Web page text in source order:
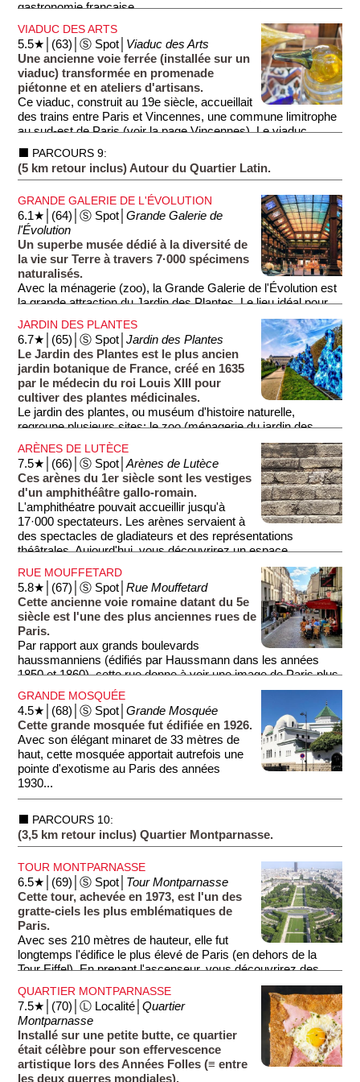
gastronomie française.
VIADUC DES ARTS
5.5★│(63)│Ⓢ Spot│ Viaduc des Arts
Une ancienne voie ferrée (installée sur un
viaduc) transformée en promenade
piétonne et en ateliers d'artisans.
Ce viaduc, construit au 19e siècle, accueillait
des trains entre Paris et Vincennes, une commune limitrophe
au sud-est de Paris (voir la page Vincennes). Le viaduc
cessa d'être utilisé après la fermeture de la Gare de la Bastille
(1859-1969). Cette gare fut détruite et remplacée par l'Opéra
Bastille (voir la section dédiée).
Notre parcours rouge n'emprunte qu'une petite partie du
viaduc qui mesure 1,3 km en tout. Lors de votre visite, ne
vous contentez pas de voir les boutiques d'artisans logés
dans la arcades du viaduc, mais montez dessus pour profiter
de l'agréable promenade et des jolis points de vue sur Paris.
⬛ PARCOURS 9:
(5 km retour inclus) Autour du Quartier Latin.
GRANDE GALERIE DE L'ÉVOLUTION
6.1★│(64)│Ⓢ Spot│Grande Galerie de
l'Évolution
Un superbe musée dédié à la diversité de
la vie sur Terre à travers 7·000 spécimens
naturalisés.
Avec la ménagerie (zoo), la Grande Galerie de l'Évolution est
la grande attraction du Jardin des Plantes. Le lieu idéal pour
les visites en famille. On est accueilli par les animaux sous-
marins dès l'arrivée dans le bâtiment. Aux étages supérieurs,
on découvre les animaux de la savane dans une mise en
scène remarquable et passionnante. Les thèmes de
l'évolution sont présentés sous de multiples formes (cabinet
de réalité virtuelle, galerie des enfants) très pédagogiques. Le
rôle des humains dans la compréhension de l'évolution mais
aussi dans les processus d'évolution eux-mêmes est très
JARDIN DES PLANTES
6.7★│(65)│Ⓢ Spot│Jardin des Plantes
Le Jardin des Plantes est le plus ancien
jardin botanique de France, créé en 1635
par le médecin du roi Louis XIII pour
cultiver des plantes médicinales.
Le jardin des plantes, ou muséum d'histoire naturelle,
regroupe plusieurs sites: le zoo (ménagerie du jardin des
plantes), le jardin des plantes dont la visite est gratuite, des
bibliothèques également gratuites, la galerie de minéralogie et
géologie, la galerie de paléontologie et d'anatomie comparée
et enfin la Grande Galerie de l'Évolution. Autant dire qu'il est
impossible de tout voir en une seule visite et la visite se
prépare grâce à la billetterie en ligne. Pour une visite familiale,
la Grande Galerie de l'Évolution s'offre au plus grand nombre.
ARÈNES DE LUTÈCE
7.5★│(66)│Ⓢ Spot│Arènes de Lutèce
Ces arènes du 1er siècle sont les vestiges
d'un amphithéâtre gallo-romain.
L'amphithéatre pouvait accueillir jusqu'à
17·000 spectateurs. Les arènes servaient à
des spectacles de gladiateurs et des représentations
théâtrales. Aujourd'hui, vous découvrirez un espace
verdoyant où se déroulent des événements culturels et des
concerts.
RUE MOUFFETARD
5.8★│(67)│Ⓢ Spot│Rue Mouffetard
Cette ancienne voie romaine datant du 5e
siècle est l'une des plus anciennes rues de
Paris.
Par rapport aux grands boulevards
haussmanniens (édifiés par Haussmann dans les années
1850 et 1860), cette rue donne à voir une image de Paris plus
médiéval: une rue sineuse et pentue bordée de nombreux
commerces traditionnels (alimentation, cafés, restaurants,
marchés...).
GRANDE MOSQUÉE
4.5★│(68)│Ⓢ Spot│Grande Mosquée
Cette grande mosquée fut édifiée en 1926.
Avec son élégant minaret de 33 mètres de
haut, cette mosquée apportait autrefois une
pointe d'exotisme au Paris des années
1930...
L'intérieur de la mosquée est orné de mosaïques et de
calligraphies, créant une atmosphère sereine. En visitant ce
lieu, vous découvrirez également un café servant des
⬛ PARCOURS 10:
(3,5 km retour inclus) Quartier Montparnasse.
TOUR MONTPARNASSE
6.5★│(69)│Ⓢ Spot│ Tour Montparnasse
Cette tour, achevée en 1973, est l'un des
gratte-ciels les plus emblématiques de
Paris.
Avec ses 210 mètres de hauteur, elle fut
longtemps l'édifice le plus élevé de Paris (en dehors de la
Tour Eiffel). En prenant l'ascenseur, vous découvrirez des
écrans interactifs présentant l’histoire de la ville et ses
monuments. La tour abrite des bureaux (dans les étages) et
des commerces (au rez-de-chaussée) mais son intérêt
touristique majeur est sa vue panoramique (au 56e étage) à
360 degrés sur Paris. La tour est assez laide et ses
détracteurs s'accordent à dire que l'avantage du panorama
depuis la tour est qu'on ne la voit pas!
QUARTIER MONTPARNASSE
7.5★│(70)│Ⓛ Localité│Quartier
Montparnasse
Installé sur une petite butte, ce quartier
était célèbre pour son effervescence
artistique lors des Années Folles (≡ entre
les deux guerres mondiales).